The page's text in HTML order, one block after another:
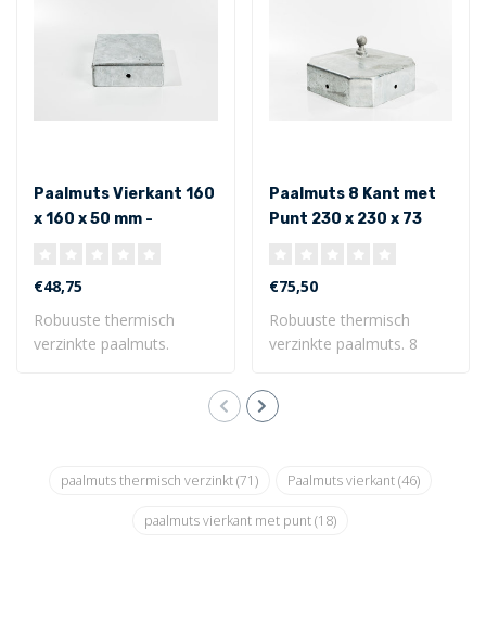
Paalmuts Vierkant 160
x 160 x 50 mm -
€48,75
Robuuste thermisch
verzinkte paalmuts.
Paalmuts 8 Kant met
Punt 230 x 230 x 73
€75,50
Robuuste thermisch
verzinkte paalmuts. 8
paalmuts thermisch verzinkt(71) Paalmuts vierkant(46)
paalmuts vierkant met punt(18)